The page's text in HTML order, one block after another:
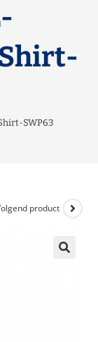
SWP63
product